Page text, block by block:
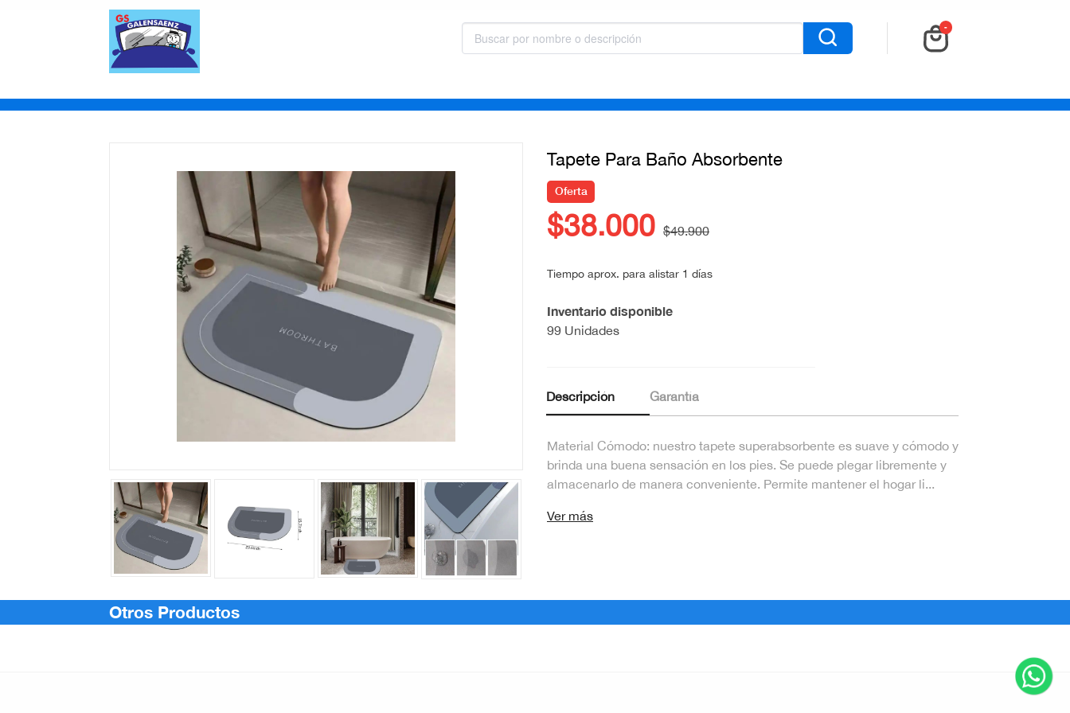
-
Tapete Para Baño Absorbente
Oferta
$38.000 $49.900
Tiempo aprox. para alistar 1 días
Inventario disponible
99 Unidades
Descripción Garantía
Material Cómodo: nuestro tapete superabsorbente es suave y cómodo y
brinda una buena sensación en los pies. Se puede plegar libremente y
almacenarlo de manera conveniente. Permite mantener el hogar li...
Ver más
Otros Productos